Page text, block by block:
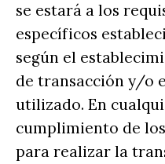
se estará a los
específicos
según el
de transacción y/o
utilizado. En
cumplimiento de
para realizar la